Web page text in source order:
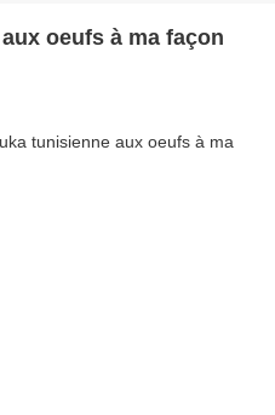
oeufs à ma façon